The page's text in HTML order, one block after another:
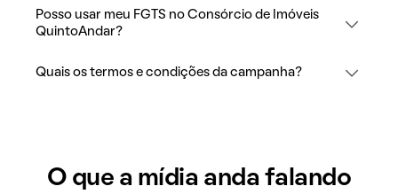
Posso usar meu FGTS no Consórcio de Imóveis
QuintoAndar?
Quais os termos e condições da campanha?
O que a mídia anda falando